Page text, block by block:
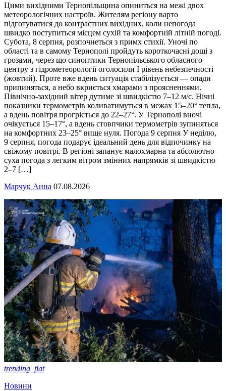
Цими вихідними Тернопільщина опиниться на межі двох
метеорологічних настроїв. Жителям регіону варто
підготуватися до контрастних вихідних, коли непогода
швидко поступиться місцем сухій та комфортній літній погоді.
Субота, 8 серпня, розпочнеться з примх стихії. Уночі по
області та в самому Тернополі пройдуть короткочасні дощі з
грозами, через що синоптики Тернопільського обласного
центру з гідрометеорології оголосили І рівень небезпечності
(жовтий). Проте вже вдень ситуація стабілізується — опади
припиняться, а небо вкриється хмарами з проясненнями.
Північно-західний вітер дутиме зі швидкістю 7–12 м/с. Нічні
показники термометрів коливатимуться в межах 15–20° тепла,
а вдень повітря прогріється до 22–27°. У Тернополі вночі
очікується 15–17°, а вдень стовпчики термометрів зупиняться
на комфортних 23–25° вище нуля. Погода 9 серпня У неділю,
9 серпня, погода подарує ідеальний день для відпочинку на
свіжому повітрі. В регіоні запанує малохмарна та абсолютно
суха погода з легким вітром змінних напрямків зі швидкістю
2–7 […]
Марчук Анна 07.08.2026
trending_flat
Новини